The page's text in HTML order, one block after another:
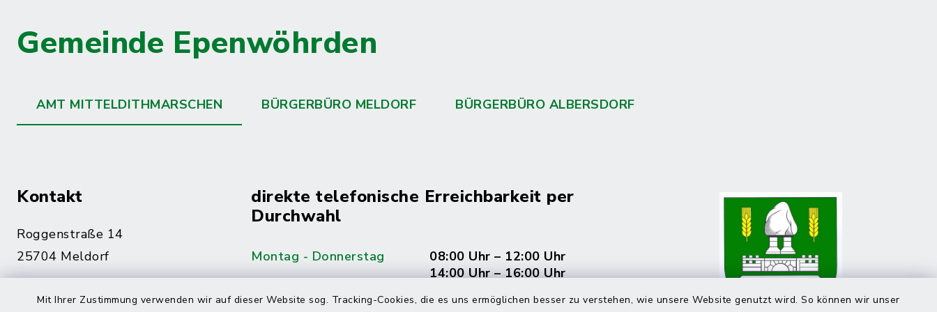
Mit Ihrer Zustimmung verwenden wir auf dieser Website sog. Tracking-Cookies, die es uns ermöglichen besser zu verstehen, wie unsere Website genutzt wird. So können wir unser
Gemeinde Epenwöhrden
AMT MITTELDITHMARSCHEN BÜRGERBÜRO MELDORF BÜRGERBÜRO ALBERSDORF
Kontakt
Roggenstraße 14
25704 Meldorf
direkte telefonische Erreichbarkeit per
Durchwahl
Montag - Donnerstag
08:00 Uhr – 12:00 Uhr
14:00 Uhr – 16:00 Uhr
Freitag
08:00 Uhr – 12:00 Uhr